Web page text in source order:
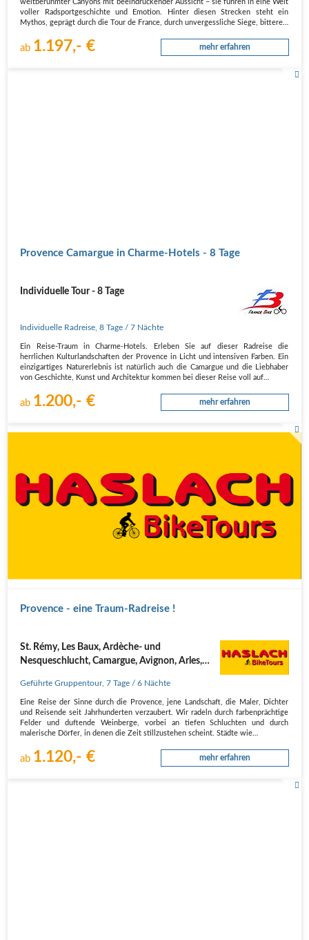
weltberühmter Canyons mit beeindruckender Aussicht – sie führen in eine Welt
voller Radsportgeschichte und Emotion. Hinter diesen Strecken steht ein
Mythos, geprägt durch die Tour de France, durch unvergessliche Siege, bittere…
ab 1.197,- € mehr erfahren
Provence Camargue in Charme-Hotels - 8 Tage
Individuelle Tour - 8 Tage
Individuelle Radreise ,8 Tage / 7 Nächte
Ein Reise-Traum in Charme-Hotels. Erleben Sie auf dieser Radreise die
herrlichen Kulturlandschaften der Provence in Licht und intensiven Farben. Ein
einzigartiges Naturerlebnis ist natürlich auch die Camargue und die Liebhaber
von Geschichte, Kunst und Architektur kommen bei dieser Reise voll auf…
ab 1.200,- € mehr erfahren
Provence - eine Traum-Radreise !
St. Rémy, Les Baux, Ardèche- und
Nesqueschlucht, Camargue, Avignon, Arles,
Geführte Gruppentour,7 Tage / 6 Nächte
Eine Reise der Sinne durch die Provence, jene Landschaft, die Maler, Dichter
und Reisende seit Jahrhunderten verzaubert. Wir radeln durch farbenprächtige
Felder und duftende Weinberge, vorbei an tiefen Schluchten und durch
malerische Dörfer, in denen die Zeit stillzustehen scheint. Städte wie…
ab 1.120,- € mehr erfahren